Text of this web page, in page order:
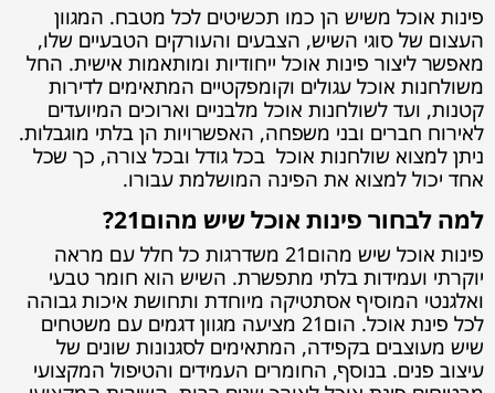
פינות אוכל משיש הן כמו תכשיטים לכל מטבח. המגוון
העצום של סוגי השיש, הצבעים והעורקים הטבעיים שלו,
מאפשר ליצור פינות אוכל ייחודיות ומותאמות אישית. החל
משולחנות אוכל עגולים וקומפקטיים המתאימים לדירות
קטנות, ועד לשולחנות אוכל מלבניים וארוכים המיועדים
לאירוח חברים ובני משפחה, האפשרויות הן בלתי מוגבלות.
ניתן למצוא שולחנות אוכל בכל גודל ובכל צורה, כך שכל
אחד יכול למצוא את הפינה המושלמת עבורו.
למה לבחור פינות אוכל שיש מהום21?
פינות אוכל שיש מהום21 משדרגות כל חלל עם מראה
יוקרתי ועמידות בלתי מתפשרת. השיש הוא חומר טבעי
ואלגנטי המוסיף אסתטיקה מיוחדת ותחושת איכות גבוהה
לכל פינת אוכל. הום21 מציעה מגוון דגמים עם משטחים
שיש מעוצבים בקפידה, המתאימים לסגנונות שונים של
עיצוב פנים. בנוסף, החומרים העמידים והטיפול המקצועי